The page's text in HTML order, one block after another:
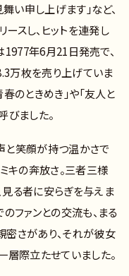
舞い申し上げます」など、
スし、ヒットを連発し
1977年6月21日発売で、
万枚を売り上げていま
のときめき」や「友人と
びました。
と笑顔が持つ温かさで
キの奔放さ。三者三様
る者に安らぎを与えま
ファンとの交流も、まる
さがあり、それが彼女
層際立たせていました。